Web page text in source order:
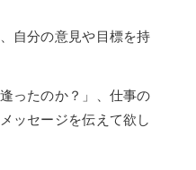
自分の意見や目標を持
ったのか？」、仕事の
ッセージを伝えて欲し